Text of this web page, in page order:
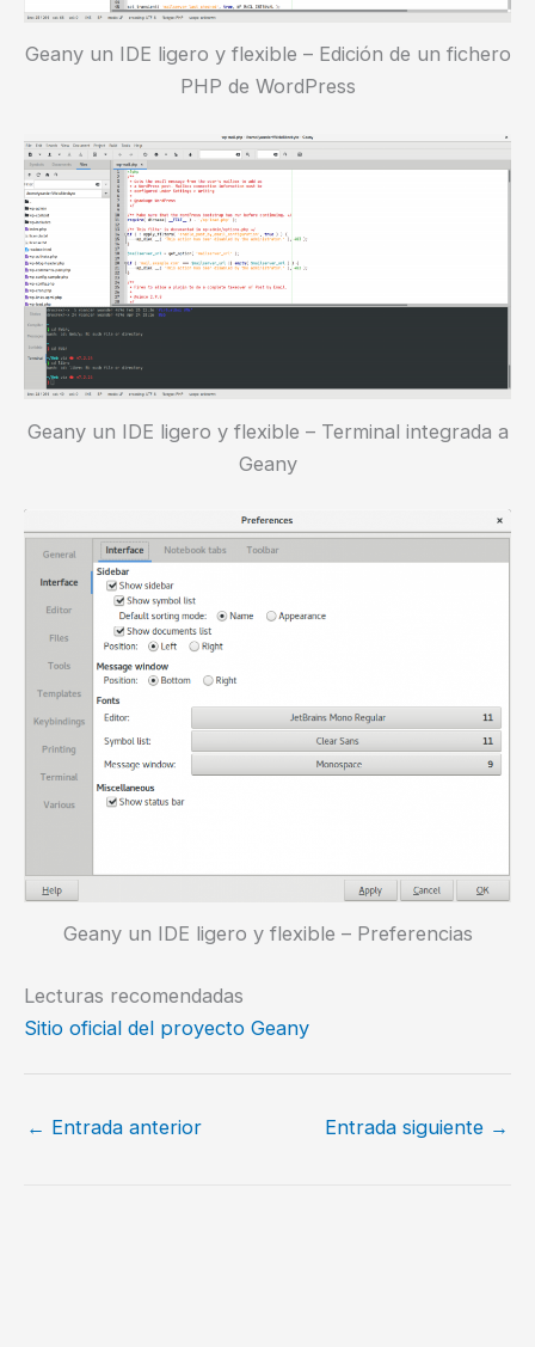
Geany un IDE ligero y flexible – Edición de un fichero
PHP de WordPress
Geany un IDE ligero y flexible – Terminal integrada a
Geany
Geany un IDE ligero y flexible – Preferencias
Lecturas recomendadas
Sitio oficial del proyecto Geany
← Entrada anterior Entrada siguiente →